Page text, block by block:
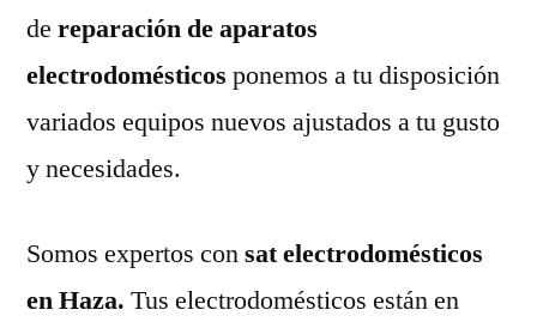
de reparación de aparatos
electrodomésticos ponemos a tu disposición
variados equipos nuevos ajustados a tu gusto
y necesidades.
Somos expertos consat electrodomésticos
en Haza. Tus electrodomésticos están en